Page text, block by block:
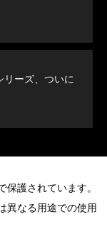
リーズ、ついに
護されています。
異なる用途での使用